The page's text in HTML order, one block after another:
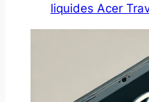
liquides Acer